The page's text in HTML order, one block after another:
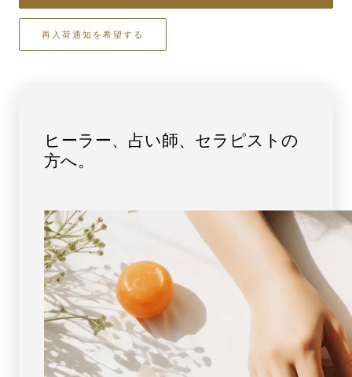
す
ア
ム】
ピ
ク
ス
ギ
ラ
イ
ト
ビ
ー
ズ
12mm
す
ム】
ラ
イ
ト
ビ
ー
ズ
12mm
再入荷通知を希望する
ヒーラー、占い師、セラピストの
方へ。